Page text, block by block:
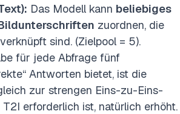
Das Modell kann beliebiges
zuordnen, die
sind. (Zielpool = 5).
für jede Abfrage fünf
Antworten bietet, ist die
zur strengen Eins-zu-Eins-
erforderlich ist, natürlich erhöht.